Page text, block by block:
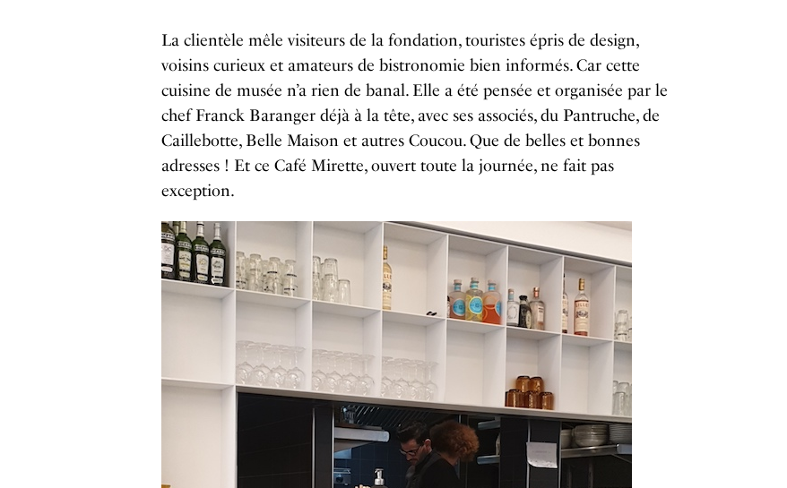
La clientèle mêle visiteurs de la fondation, touristes épris de design,
voisins curieux et amateurs de bistronomie bien informés. Car cette
cuisine de musée n’a rien de banal. Elle a été pensée et organisée par le
chef Franck Baranger déjà à la tête, avec ses associés, du Pantruche, de
Caillebotte, Belle Maison et autres Coucou. Que de belles et bonnes
adresses ! Et ce Café Mirette, ouvert toute la journée, ne fait pas
exception.